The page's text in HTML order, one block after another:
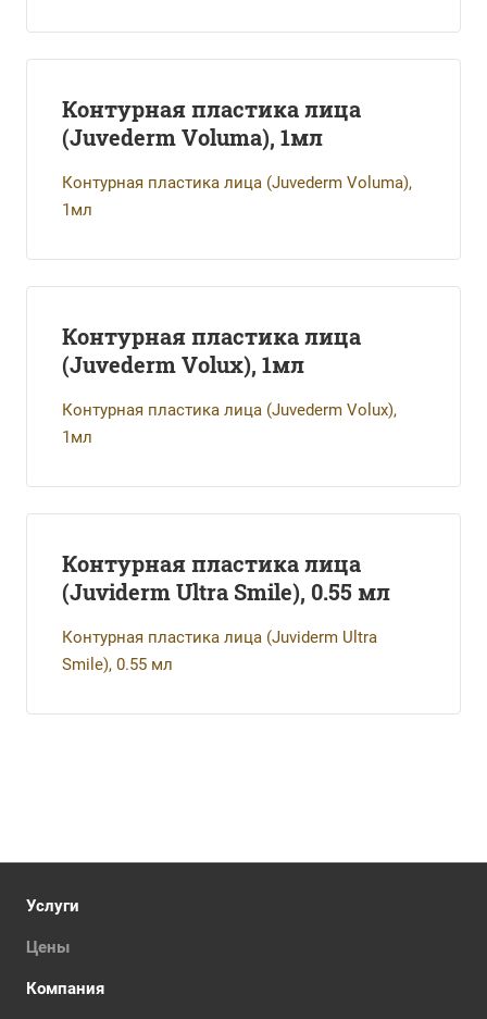
Контурная пластика лица
(Juvederm Voluma), 1мл
Контурная пластика лица (Juvederm Voluma),
1мл
Контурная пластика лица
(Juvederm Volux), 1мл
Контурная пластика лица (Juvederm Volux),
1мл
Контурная пластика лица
(Juviderm Ultra Smile), 0.55 мл
Контурная пластика лица (Juviderm Ultra
Smile), 0.55 мл
Услуги
Цены
Компания